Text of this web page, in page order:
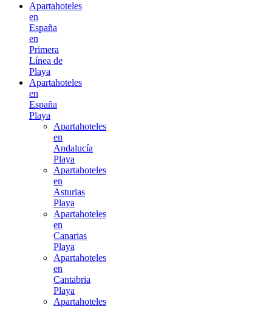
Apartahoteles
en
España
en
Primera
Línea de
Playa
Apartahoteles
en
España
Playa
Apartahoteles
en
Andalucía
Playa
Apartahoteles
en
Asturias
Playa
Apartahoteles
en
Canarias
Playa
Apartahoteles
en
Cantabria
Playa
Apartahoteles